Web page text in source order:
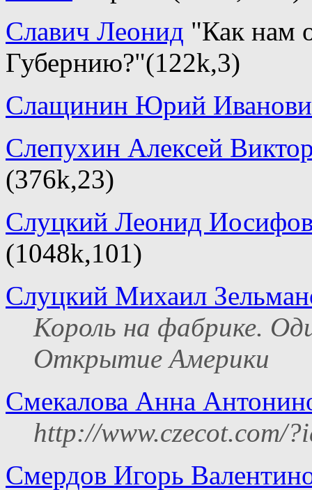
Славич Леонид "Как нам
Губернию?"(122k,3)
Слащинин Юрий
Слепухин Алексей
(376k,23)
Слуцкий Леонид
(1048k,101)
Слуцкий Михаил
Король на фабрике.
Открытие Америки
Смекалова Анна
http://www.czecot.com/
Смердов Игорь